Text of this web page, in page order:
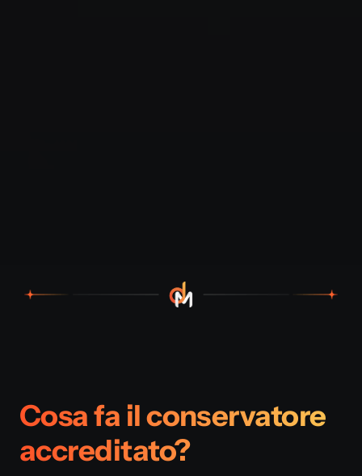
Cosa fa il conservatore
accreditato?